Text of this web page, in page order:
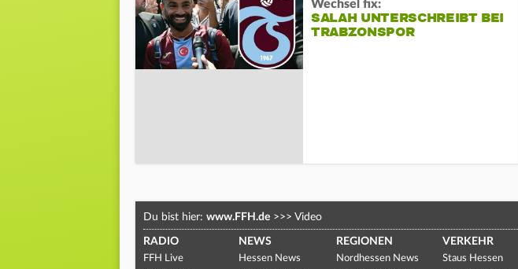
Wechsel fix:
SALAH UNTERSCHREIBT BEI
TRABZONSPOR
Du bist hier: www.FFH.de >>> Video
RADIO
FFH Live
NEWS
Hessen News
REGIONEN
Nordhessen News
VERKEHR
Staus Hessen